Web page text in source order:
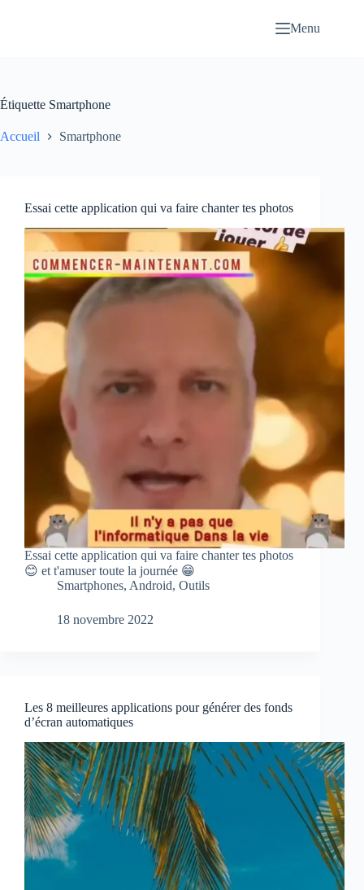
Menu
Étiquette Smartphone
Accueil Smartphone
Essai cette application qui va faire chanter tes photos
Essai cette application qui va faire chanter tes photos
😊 et t'amuser toute la journée 😁
Smartphones, Android, Outils
18 novembre 2022
Les 8 meilleures applications pour générer des fonds
d’écran automatiques